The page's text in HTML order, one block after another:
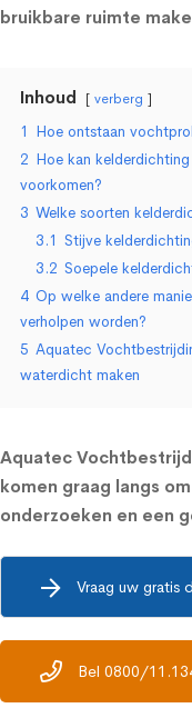
bruikbare ruimte
Inhoud verberg
1 Hoe ontstaan
2 Hoe kan
voorkomen?
3 Welke soorten
3.1 Stijve
3.2 Soepele
4 Op welke andere
verholpen worden?
5 Aquatec
waterdicht maken
Aquatec
komen graag langs
onderzoeken en een
Vraag uw gratis
Bel 0800/